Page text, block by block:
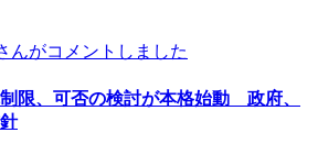
んがコメントしました
限、可否の検討が本格始動 政府、